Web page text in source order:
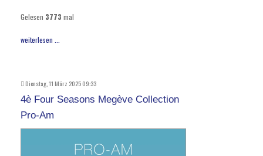
Gelesen 3773 mal
weiterlesen ...
Dienstag, 11 März 2025 09:33
4è Four Seasons Megève Collection
Pro-Am